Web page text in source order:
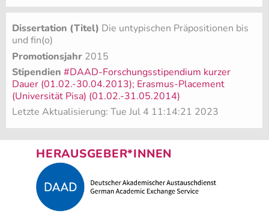
Dissertation (Titel) Die untypischen Präpositionen bis
und fin(o)
Promotionsjahr 2015
Stipendien #DAAD-Forschungsstipendium kurzer
Dauer (01.02.-30.04.2013); Erasmus-Placement
(Universität Pisa) (01.02.-31.05.2014)
Letzte Aktualisierung: Tue Jul 4 11:14:21 2023
HERAUSGEBER*INNEN